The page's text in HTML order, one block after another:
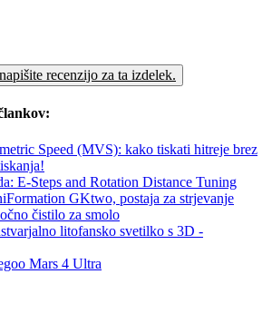
recenzijo za ta izdelek.
Speed (MVS): kako tiskati hitreje brez
E-Steps and Rotation Distance Tuning
GKtwo, postaja za strjevanje
čistilo za smolo
litofansko svetilko s 3D -
Mars 4 Ultra